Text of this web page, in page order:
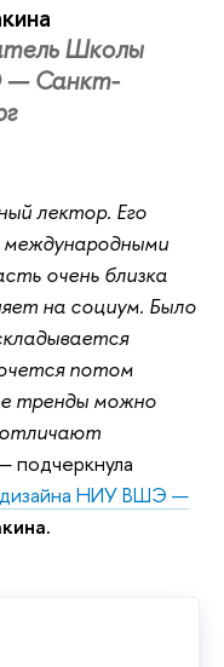
Школы
— Санкт-
лектор. Его
очень близка
на социум. Было
потом
тренды можно
отличают
подчеркнула
НИУ ВШЭ —